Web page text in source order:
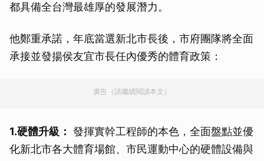
都具備全台灣最雄厚的發展潛力。
他鄭重承諾，年底當選新北市長後，市府團隊將全面
承接並發揚侯友宜市長任內優秀的體育政策：
廣告（請繼續閱讀本文）
1.硬體升級： 發揮實幹工程師的本色，全面盤點並優
化新北市各大體育場館、市民運動中心的硬體設備與